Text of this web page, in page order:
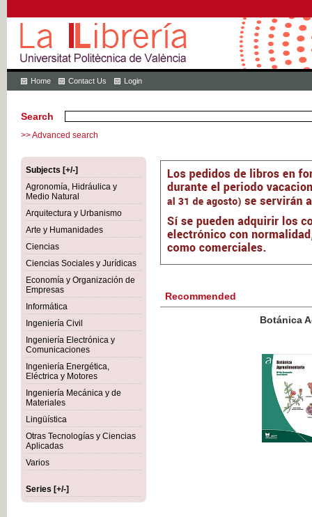
Home Contact Us Login
Search
>> Advanced search
Subjects [+/-]
Agronomía, Hidráulica y
Medio Natural
Arquitectura y Urbanismo
Arte y Humanidades
Ciencias
Ciencias Sociales y Jurídicas
Economía y Organización de
Empresas
Informática
Ingeniería Civil
Ingeniería Electrónica y
Comunicaciones
Ingeniería Energética,
Eléctrica y Motores
Ingeniería Mecánica y de
Materiales
Lingüística
Otras Tecnologías y Ciencias
Aplicadas
Varios
Series [+/-]
Recommended
Botánica Agroalimentaria
VAT